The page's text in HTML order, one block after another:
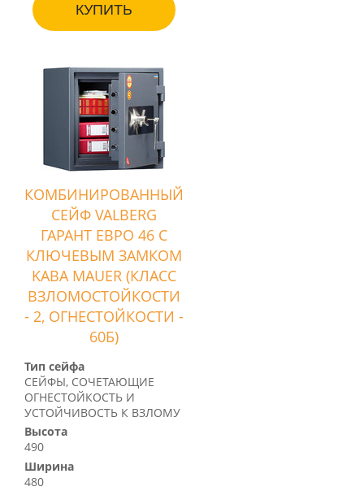
КУПИТЬ
КОМБИНИРОВАННЫЙ
СЕЙФ VALBERG
ГАРАНТ ЕВРО 46 С
КЛЮЧЕВЫМ ЗАМКОМ
KABA MAUER (КЛАСС
ВЗЛОМОСТОЙКОСТИ
- 2, ОГНЕСТОЙКОСТИ -
60Б)
Тип сейфа
СЕЙФЫ, СОЧЕТАЮЩИЕ
ОГНЕСТОЙКОСТЬ И
УСТОЙЧИВОСТЬ К ВЗЛОМУ
Высота
490
Ширина
480